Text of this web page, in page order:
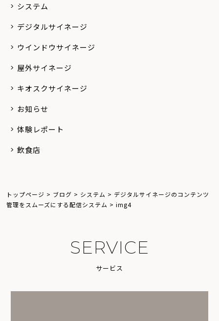
システム
デジタルサイネージ
ウインドウサイネージ
屋外サイネージ
キオスクサイネージ
お知らせ
体験レポート
飲食店
トップページ > ブログ > システム > デジタルサイネージのコンテンツ
管理をスムーズにする配信システム >img4
SERVICE
サー ビ ス